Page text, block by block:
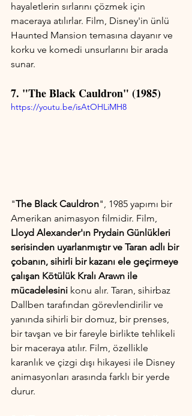
hayaletlerin sırlarını çözmek için
maceraya atılırlar. Film, Disney'in ünlü
Haunted Mansion temasına dayanır ve
korku ve komedi unsurlarını bir arada
sunar.
7. "The Black Cauldron" (1985)
https://youtu.be/isAtOHLiMH8
"The Black Cauldron", 1985 yapımı bir
Amerikan animasyon filmidir. Film,
Lloyd Alexander'ın Prydain Günlükleri
serisinden uyarlanmıştır ve Taran adlı bir
çobanın, sihirli bir kazanı ele geçirmeye
çalışan Kötülük Kralı Arawn ile
mücadelesini konu alır. Taran, sihirbaz
Dallben tarafından görevlendirilir ve
yanında sihirli bir domuz, bir prenses,
bir tavşan ve bir fareyle birlikte tehlikeli
bir maceraya atılır. Film, özellikle
karanlık ve çizgi dışı hikayesi ile Disney
animasyonları arasında farklı bir yerde
durur.